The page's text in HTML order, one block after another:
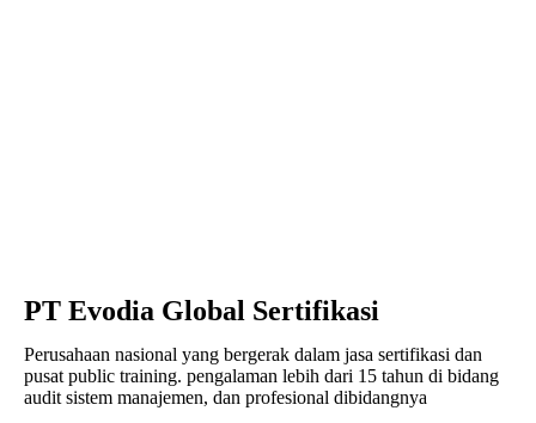
PT Evodia Global Sertifikasi
Perusahaan nasional yang bergerak dalam jasa sertifikasi dan
pusat public training. pengalaman lebih dari 15 tahun di bidang
audit sistem manajemen, dan profesional dibidangnya